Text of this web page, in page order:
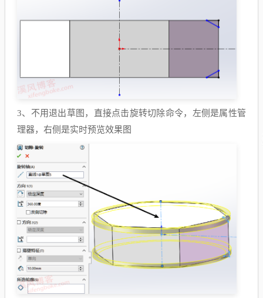
3、 不用退出草图，直接点击旋转切除命令，左侧是属性管
理器，右侧是实时预览效果图